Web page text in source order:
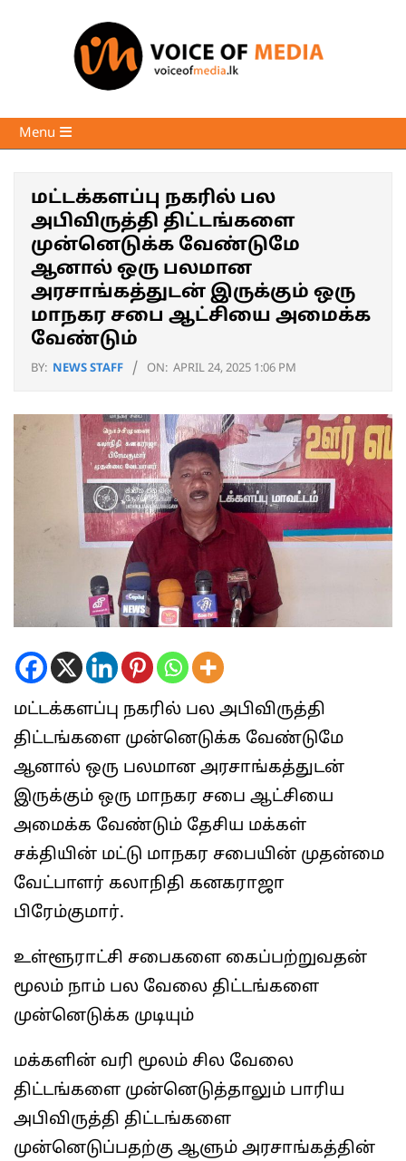
Voice
of
Primary
Navigation
Menu
மட்டக்களப்பு நகரில் பல
அபிவிருத்தி திட்டங்களை
முன்னெடுக்க வேண்டுமே
ஆனால் ஒரு பலமான
அரசாங்கத்துடன் இருக்கும் ஒரு
மாநகர சபை ஆட்சியை அமைக்க
வேண்டும்
BY: NEWS STAFF ON: APRIL 24, 2025 1:06 PM
மட்டக்களப்பு நகரில் பல அபிவிருத்தி
திட்டங்களை முன்னெடுக்க வேண்டுமே
ஆனால் ஒரு பலமான அரசாங்கத்துடன்
இருக்கும் ஒரு மாநகர சபை ஆட்சியை
அமைக்க வேண்டும் தேசிய மக்கள்
சக்தியின் மட்டு மாநகர சபையின் முதன்மை
வேட்பாளர் கலாநிதி கனகராஜா
பிரேம்குமார்.
உள்ளூராட்சி சபைகளை கைப்பற்றுவதன்
மூலம் நாம் பல வேலை திட்டங்களை
முன்னெடுக்க முடியும்
மக்களின் வரி மூலம் சில வேலை
திட்டங்களை முன்னெடுத்தாலும் பாரிய
அபிவிருத்தி திட்டங்களை
முன்னெடுப்பதற்கு ஆளும் அரசாங்கத்தின்